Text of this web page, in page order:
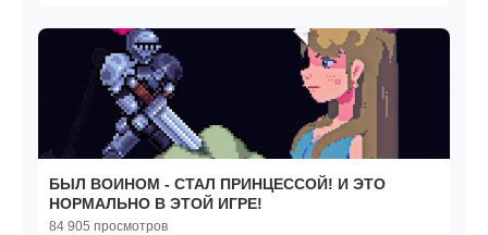
БЫЛ ВОИНОМ - СТАЛ ПРИНЦЕССОЙ! И ЭТО
НОРМАЛЬНО В ЭТОЙ ИГРЕ!
84 905 просмотров